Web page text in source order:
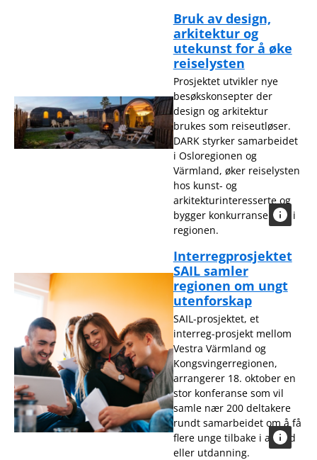
Bruk av design,
arkitektur og
utekunst for å øke
reiselysten
Prosjektet utvikler nye
besøkskonsepter der
design og arkitektur
brukes som reiseutløser.
DARK styrker samarbeidet
i Osloregionen og
Värmland, øker reiselysten
hos kunst- og
arkitekturinteresserte og
bygger konkurransekraft i
regionen.
Interregprosjektet
SAIL samler
regionen om ungt
utenforskap
SAIL-prosjektet, et
interreg-prosjekt mellom
Vestra Värmland og
Kongsvingerregionen,
arrangerer 18. oktober en
stor konferanse som vil
samle nær 200 deltakere
rundt samarbeidet om å få
flere unge tilbake i arbeid
eller utdanning.